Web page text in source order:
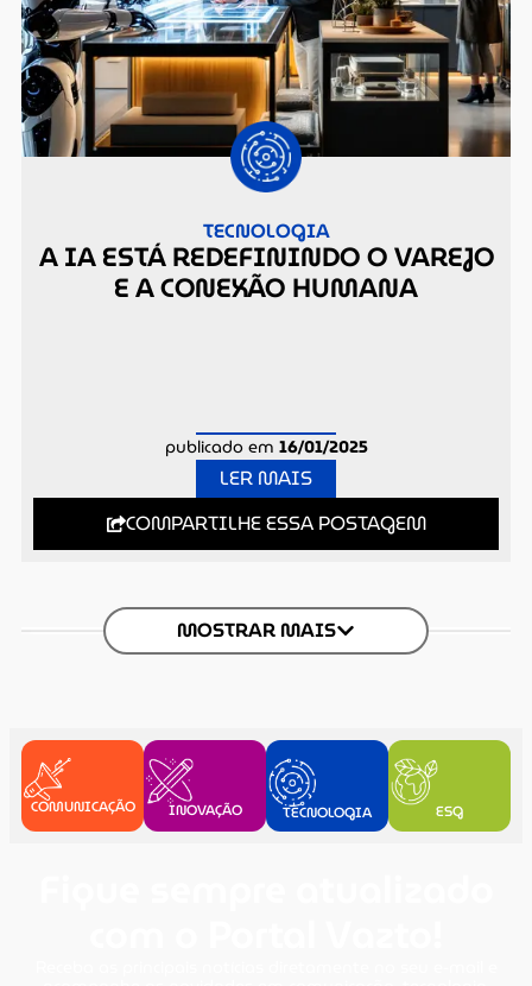
TECNOLOGIA
A IA ESTÁ REDEFININDO O VAREJO
E A CONEXÃO HUMANA
publicado em 16/01/2025
LER MAIS
COMPARTILHE ESSA POSTAGEM
MOSTRAR MAIS
COMUNICAÇÃO INOVAÇÃO TECNOLOGIA ESG